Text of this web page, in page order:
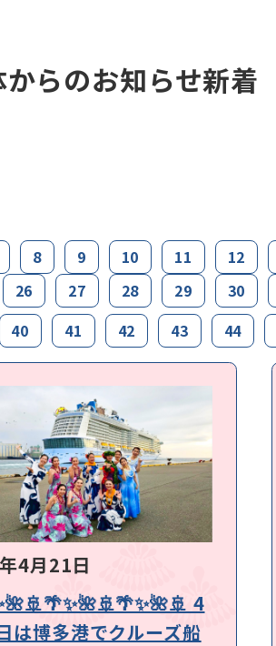
からのお知らせ新着
8 9 10 11 12
26 27 28 29 30
40 41 42 43 44
4月21日
4
は博多港でクルーズ船